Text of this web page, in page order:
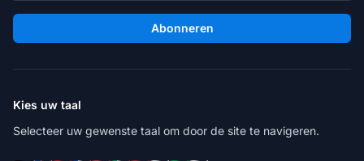
Abonneren
Kies uw taal
Selecteer uw gewenste taal om door de site te navigeren.